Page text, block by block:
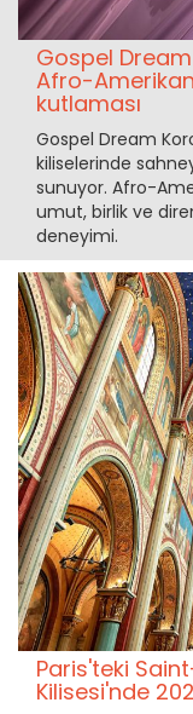
Gospel
Afro-Amerikan
kutlaması
Gospel Dream
kiliselerinde
sunuyor. Afro-
umut, birlik ve
deneyimi.
Paris'teki
Kilisesi'nde